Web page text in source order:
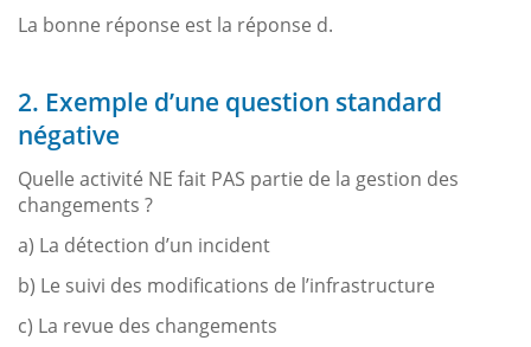
La bonne réponse est la réponse d.
2. Exemple d’une question standard
négative
Quelle activité NE fait PAS partie de la gestion des
changements ?
a) La détection d’un incident
b) Le suivi des modifications de l’infrastructure
c) La revue des changements